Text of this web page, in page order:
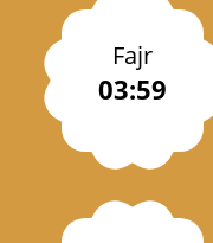
Fajr
03:59